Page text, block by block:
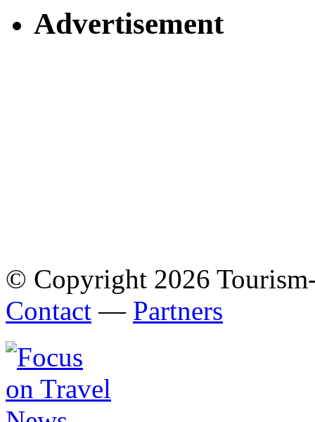
Advertisement
© Copyright 2026
Contact — Partners